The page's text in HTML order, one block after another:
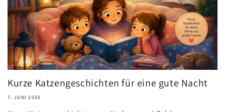
Kurze Katzengeschichten für eine gute Nacht
7. JUNI 2026